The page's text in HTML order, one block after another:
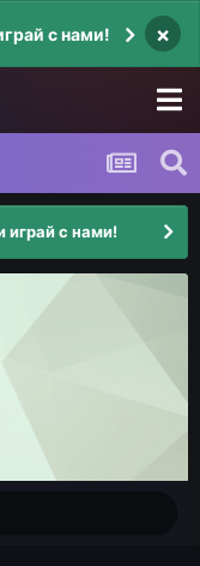
с нами! ×
играй с нами!